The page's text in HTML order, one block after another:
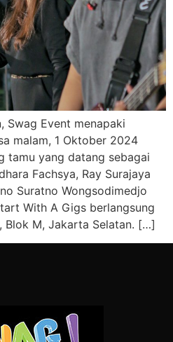
Swag Event menapaki
malam, 1 Oktober 2024
tamu yang datang sebagai
Fachsya, Ray Surajaya
Suratno Wongsodimedjo
With A Gigs berlangsung
Blok M, Jakarta Selatan. […]